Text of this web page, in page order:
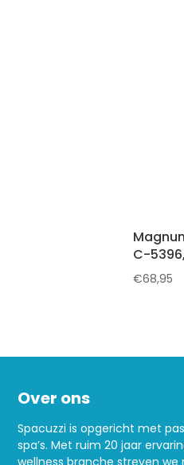
C-
€68,95
Over ons
Spacuzzi is opgericht met
spa’s. Met ruim 20 jaar